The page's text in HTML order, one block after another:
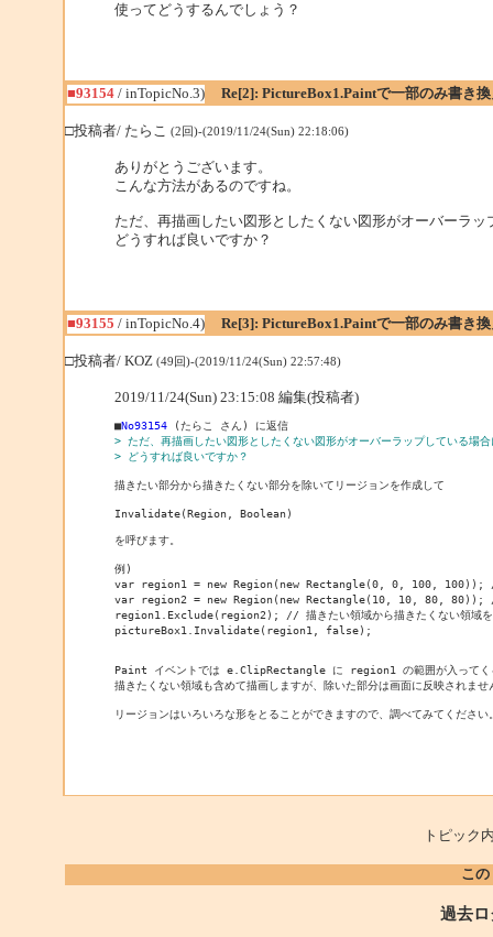
使ってどうするんでしょう？
■93154/ inTopicNo.3) Re[2]: PictureBox1.Paintで一部のみ書き
□投稿者/ たらこ (2回)-(2019/11/24(Sun) 22:18:06)
ありがとうございます。
こんな方法があるのですね。
ただ、再描画したい図形としたくない図形がオーバーラッ
どうすれば良いですか？
■93155 / inTopicNo.4) Re[3]: PictureBox1.Paintで一部のみ書き
□投稿者/ KOZ (49回)-(2019/11/24(Sun) 22:57:48)
2019/11/24(Sun) 23:15:08 編集(投稿者)
■No93154
(たらこ さん) に返信
> ただ、再描画したい図形としたくない図形がオーバーラップしている場合
> どうすれば良いですか？
描きたい部分から描きたくない部分を除いてリージョンを作成して
Invalidate(Region, Boolean)
を呼びます。
例)
var region1 = new Region(new Rectangle(0, 0, 100, 100)); //
var region2 = new Region(new Rectangle(10, 10, 80, 80)); //
region1.Exclude(region2); // 描きたい領域から描きたくない領域を
pictureBox1.Invalidate(region1, false);
Paint イベントでは e.ClipRectangle に region1 の範囲が入ってく
描きたくない領域も含めて描画しますが、除いた部分は画面に反映されませ
リージョンはいろいろな形をとることができますので、調べてみてください
トピッ
こ
過去